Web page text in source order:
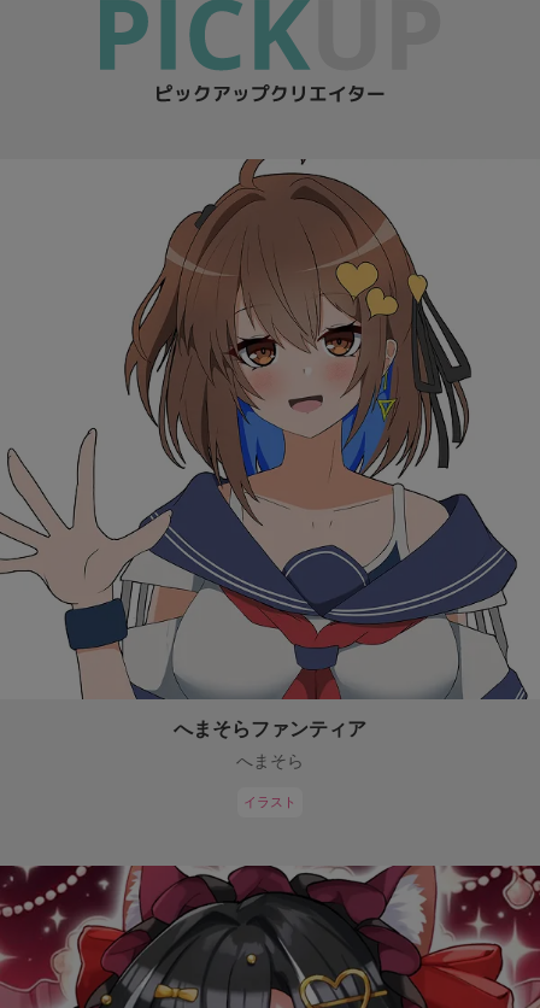
へまそらファンティア
へまそら
イラスト